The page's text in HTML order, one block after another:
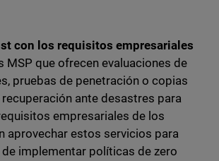
con los requisitos empresariales
MSP que ofrecen evaluaciones de
pruebas de penetración o copias
ante desastres para
empresariales de los
aprovechar estos servicios para
implementar políticas de zero